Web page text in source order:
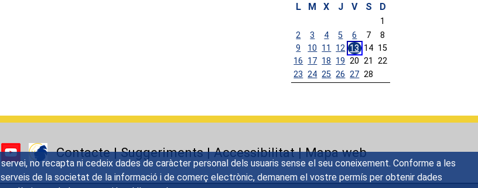
no recapta ni cedeix dades de caràcter personal dels usuaris sense el seu coneixement. Conforme a les
de la societat de la informació i de comerç electrònic, demanem el vostre permís per obtenir dades
L M X J V S D
1
2
3 4 5 6 7
8
9
10 11 12 13 14 15
16 17 18 19 20 21
22
23 24 25 26 27 28
Contacte|Suggeriments|Accessibilitat|Mapa web